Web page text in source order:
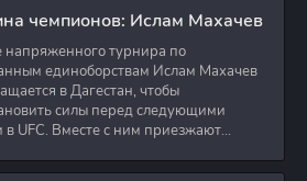
чемпионов: Ислам Махачев
напряженного турнира по
единоборствам Ислам Махачев
в Дагестан, чтобы
силы перед следующими
в UFC. Вместе с ним приезжают